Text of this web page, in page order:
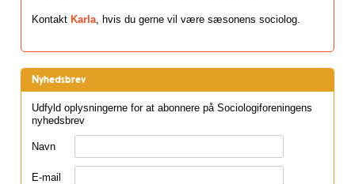
Kontakt Karla , hvis du gerne vil være sæsonens sociolog.
Nyhedsbrev
Udfyld oplysningerne for at abonnere på Sociologiforeningens
nyhedsbrev
Navn
E-mail